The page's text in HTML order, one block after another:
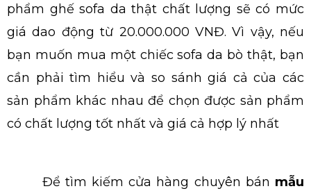
phẩm ghế sofa da thật chất lượng sẽ có mức
giá dao động từ 20.000.000 VNĐ. Vì vậy, nếu
bạn muốn mua một chiếc sofa da bò thật, bạn
cần phải tìm hiểu và so sánh giá cả của các
sản phẩm khác nhau để chọn được sản phẩm
có chất lượng tốt nhất và giá cả hợp lý nhất
Để tìm kiếm cửa hàng chuyên bán mẫu